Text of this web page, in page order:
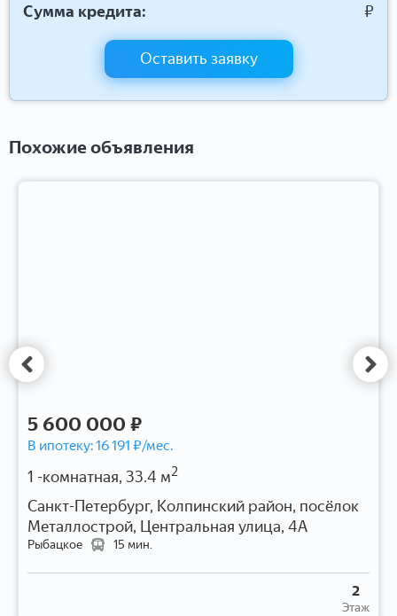
Сумма кредита:
₽
Оставить заявку
Похожие объявления
5 600 000 ₽
В ипотеку:16 191 ₽/мес.
1 -комнатная, 33.4 м2
Санкт-Петербург, Колпинский район, посёлок
Металлострой, Центральная улица, 4А
Рыбацкое 15 мин.
Этаж
2